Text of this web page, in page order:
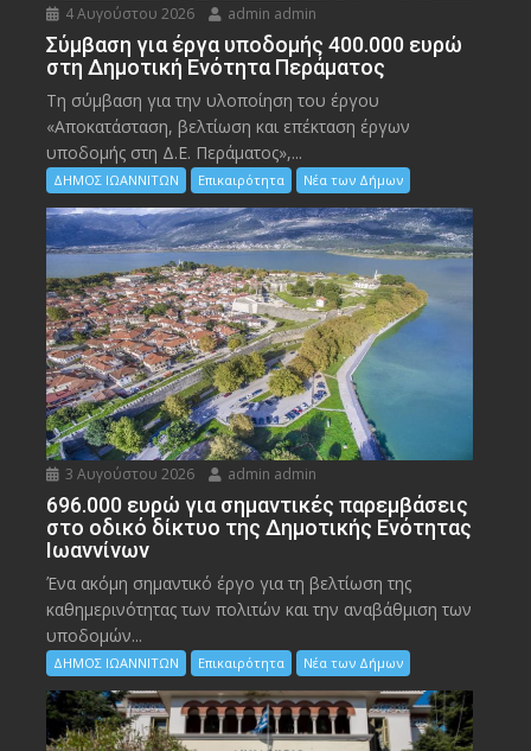
4 Αυγούστου 2026 admin admin
Σύμβαση για έργα υποδομής 400.000 ευρώ
στη Δημοτική Ενότητα Περάματος
Τη σύμβαση για την υλοποίηση του έργου
«Αποκατάσταση, βελτίωση και επέκταση έργων
υποδομής στη Δ.Ε. Περάματος»,...
ΔΗΜΟΣ ΙΩΑΝΝΙΤΩΝ Επικαιρότητα Νέα των Δήμων
3 Αυγούστου 2026 admin admin
696.000 ευρώ για σημαντικές παρεμβάσεις
στο οδικό δίκτυο της Δημοτικής Ενότητας
Ιωαννίνων
Ένα ακόμη σημαντικό έργο για τη βελτίωση της
καθημερινότητας των πολιτών και την αναβάθμιση των
υποδομών...
ΔΗΜΟΣ ΙΩΑΝΝΙΤΩΝ Επικαιρότητα Νέα των Δήμων